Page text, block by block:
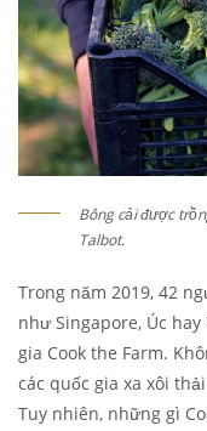
Bông cải được
Talbot.
Trong năm 2019, 42
như Singapore, Úc
gia Cook the Farm.
các quốc gia xa xôi
Tuy nhiên, những gì